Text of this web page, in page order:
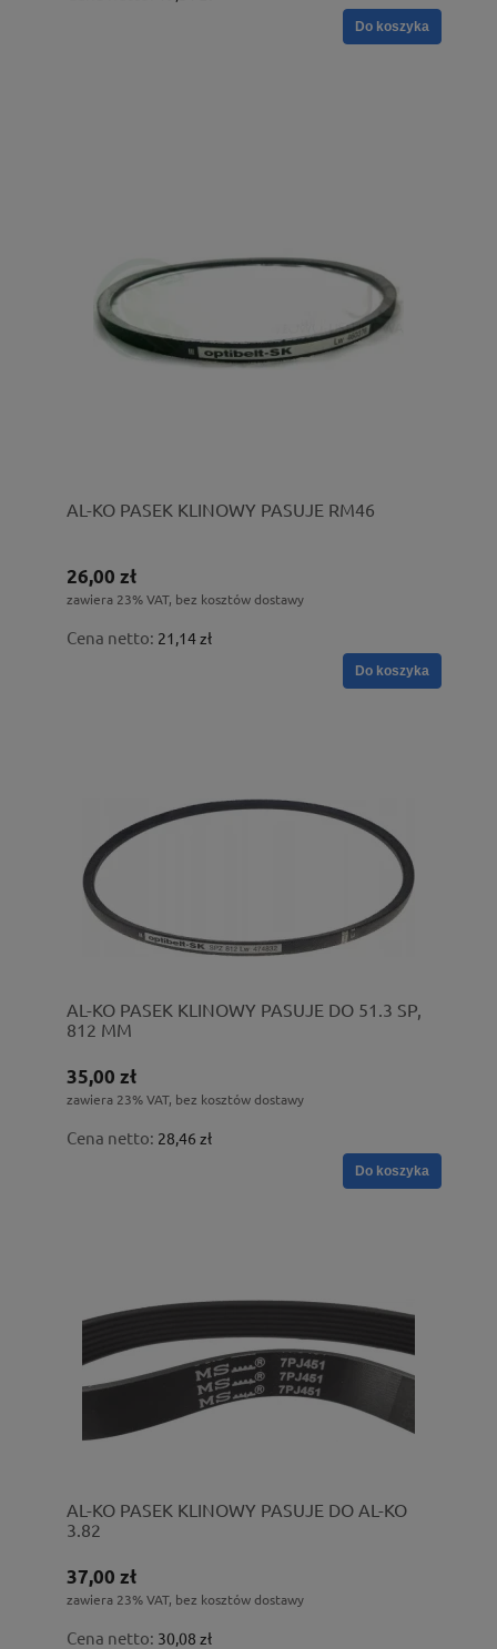
Do koszyka
AL-KO PASEK KLINOWY PASUJE RM46
26,00 zł
zawiera 23% VAT, bez kosztów dostawy
Cena netto: 21,14 zł
Do koszyka
AL-KO PASEK KLINOWY PASUJE DO 51.3 SP,
812 MM
35,00 zł
zawiera 23% VAT, bez kosztów dostawy
Cena netto: 28,46 zł
Do koszyka
AL-KO PASEK KLINOWY PASUJE DO AL-KO
3.82
37,00 zł
zawiera 23% VAT, bez kosztów dostawy
Cena netto: 30,08 zł